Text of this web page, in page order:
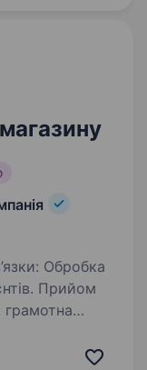
Прийом